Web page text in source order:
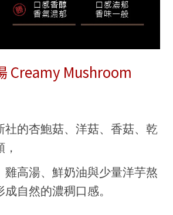
Creamy Mushroom
社的杏鮑菇、洋菇、香菇、乾
雞高湯、鮮奶油與少量洋芋熬
自然的濃稠口感。